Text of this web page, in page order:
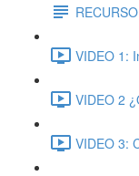
VIDEO 1:
VIDEO 2
VIDEO 3: